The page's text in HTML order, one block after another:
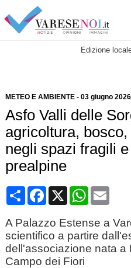
Edizione
METEO E AMBIENTE- 03 giugno 2026
Asfo Valli delle
agricoltura,
negli spazi fragili
prealpine
CondividiFacebook
X WhatsApp
Email
A Palazzo Estense a
scientifico a partire
dell'associazione nata a
Campo dei Fiori